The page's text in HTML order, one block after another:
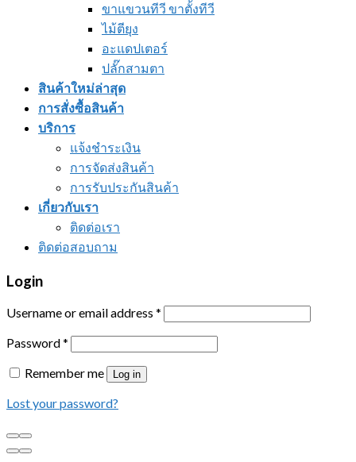
ขาแขวนทีวี ขาตั้งทีวี
ไม้ตียุง
อะแดปเตอร์
ปลั๊กสามตา
สินค้าใหม่ล่าสุด
การสั่งซื้อสินค้า
บริการ
แจ้งชำระเงิน
การจัดส่งสินค้า
การรับประกันสินค้า
เกี่ยวกับเรา
ติดต่อเรา
ติดต่อสอบถาม
Login
Username or email address *
Password*
Remember me
Log in
Lost your password?